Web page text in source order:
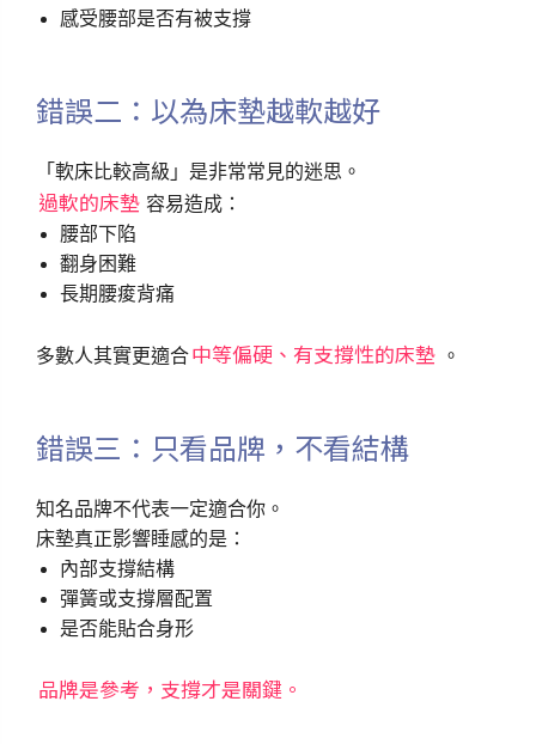
感受腰部是否有被支撐
錯誤二：以為床墊越軟越好
「軟床比較高級」是非常常見的迷思。
過軟的床墊 容易造成：
腰部下陷
翻身困難
長期腰痠背痛
多數人其實更適合中等偏硬、有支撐性的床墊 。
錯誤三：只看品牌，不看結構
知名品牌不代表一定適合你。
床墊真正影響睡感的是：
內部支撐結構
彈簧或支撐層配置
是否能貼合身形
品牌是參考，支撐才是關鍵。